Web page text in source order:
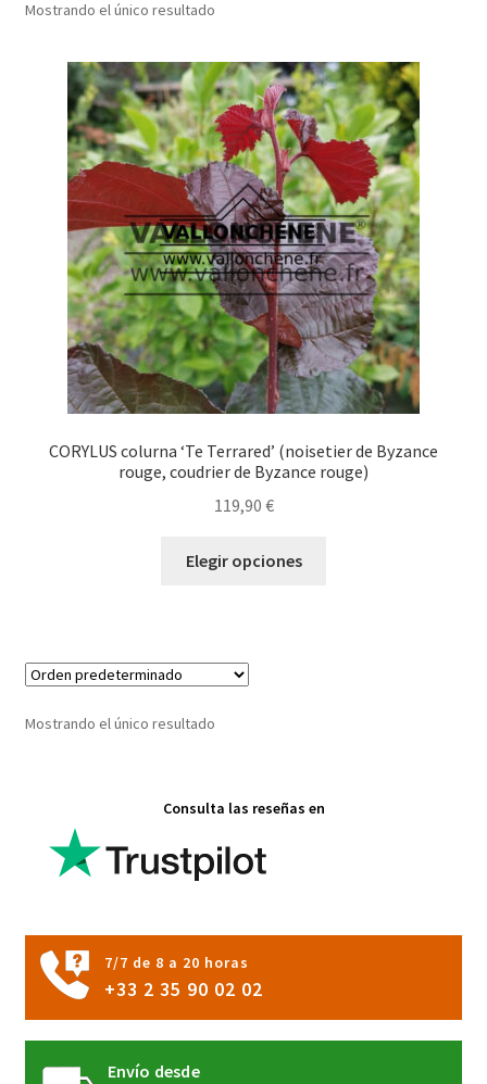
Mostrando el único resultado
CORYLUS colurna ‘Te Terrared’ (noisetier de Byzance
rouge, coudrier de Byzance rouge)
119,90 €
Elegir opciones
Mostrando el único resultado
Consulta las reseñas en
7/7 de 8 a 20 horas
+33 2 35 90 02 02
Envío desde